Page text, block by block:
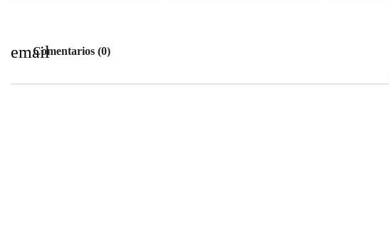
emailComentarios (0)